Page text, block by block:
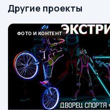
Другие проекты
ФОТО И КОНТЕНТ